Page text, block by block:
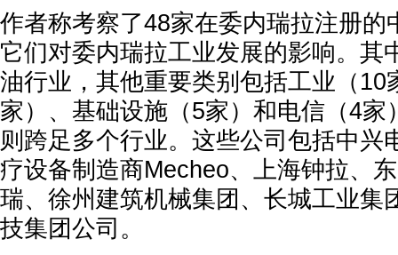
作者称考察了48家在委内瑞拉注册的
它们对委内瑞拉工业发展的影响。其
油行业，其他重要类别包括工业（10
家）、基础设施（5家）和电信（4家
则跨足多个行业。这些公司包括中兴
疗设备制造商Mecheo、上海钟拉、
瑞、徐州建筑机械集团、长城工业集
技集团公司。